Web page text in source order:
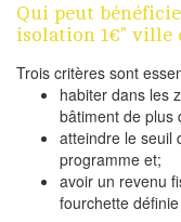
Qui peut
isolation 1€" ville
Trois critères sont
habiter dans les
bâtiment de plus
atteindre le seuil
programme et;
avoir un revenu
fourchette